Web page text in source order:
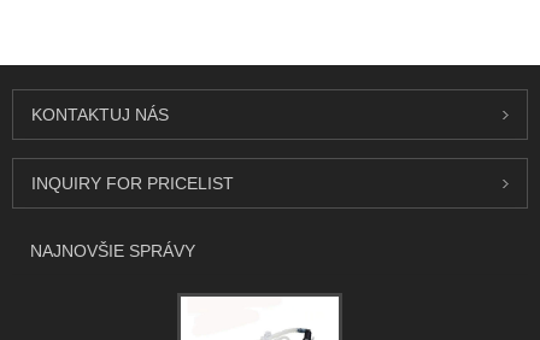
KONTAKTUJ NÁS
INQUIRY FOR PRICELIST
NAJNOVŠIE SPRÁVY